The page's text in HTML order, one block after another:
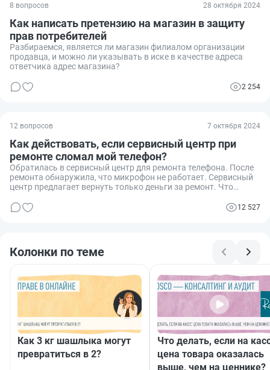
8 вопросов 28 октября 2024
Как написать претензию на магазин в защиту
прав потребителей
Разбираемся, является ли магазин филиалом организации
продавца, и можно ли указывать в иске в качестве адреса
ответчика адрес магазина?
2 254
12 вопросов 7 октября 2024
Как действовать, если сервисный центр при
ремонте сломал мой телефон?
Обратилась в сервисный центр для ремонта телефона. После
ремонта обнаружила, что микрофон не работает. Сервисный
центр предлагает вернуть только деньги за ремонт. Что
12 527
Колонки по теме
Как 3 кг шашлыка могут
превратиться в 2?
Что делать, если на
цена товара оказалась
выше, чем на ценнике?